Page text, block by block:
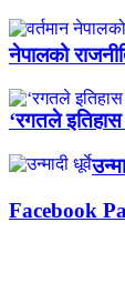
नेपालको
‘रगतले
Facebook